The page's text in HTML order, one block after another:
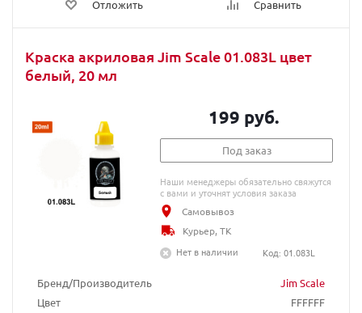
Отложить Сравнить
Краска акриловая Jim Scale 01.083L цвет
белый, 20 мл
Бренд/Производитель
Jim Scale
Цвет
FFFFFF
199 руб.
Под заказ
Наши менеджеры обязательно свяжутся
с вами и уточнят условия заказа
Самовывоз
Курьер, ТК
Нет в наличии
Код: 01.083L